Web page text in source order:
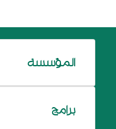
المؤسسة
برامج